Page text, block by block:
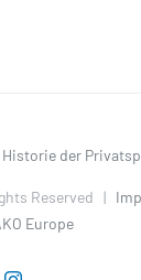
Historie der
Reserved |
Europe